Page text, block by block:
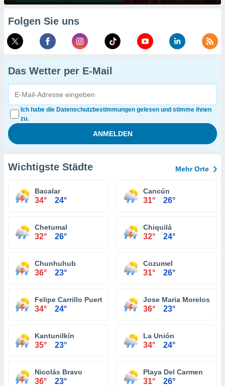
Folgen Sie uns
Das Wetter per E-Mail
Ich habe die Datenschutzbestimmungen gelesen und stimme ihnen
zu.
Wichtigste Städte Mehr Orte
Bacalar
34° 24°
Cancún
31° 26°
Chetumal
32° 26°
Chiquilá
32° 24°
Chunhuhub
36° 23°
Cozumel
31° 26°
Felipe Carrillo Puerto
34° 24°
Jose Maria Morelos
36° 23°
Kantunilkín
35° 23°
La Unión
34° 24°
Nicolás Bravo
36° 23°
Playa Del Carmen
31° 26°